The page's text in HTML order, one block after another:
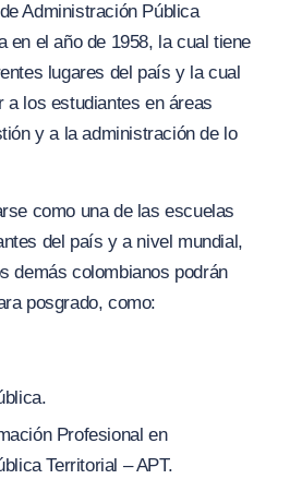
Administración Pública
en el año de 1958, la cual tiene
lugares del país y la cual
a los estudiantes en áreas
y a la administración de lo
como una de las escuelas
del país y a nivel mundial,
demás colombianos podrán
posgrado, como:
Profesional en
Territorial – APT.